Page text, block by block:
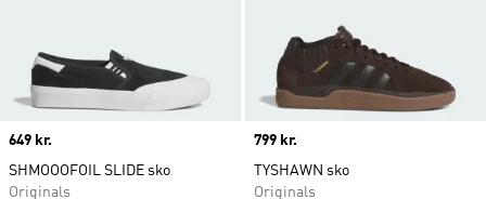
Price
649 kr.
SHMOOOFOIL SLIDE sko
Originals
Price
799 kr.
TYSHAWN sko
Originals